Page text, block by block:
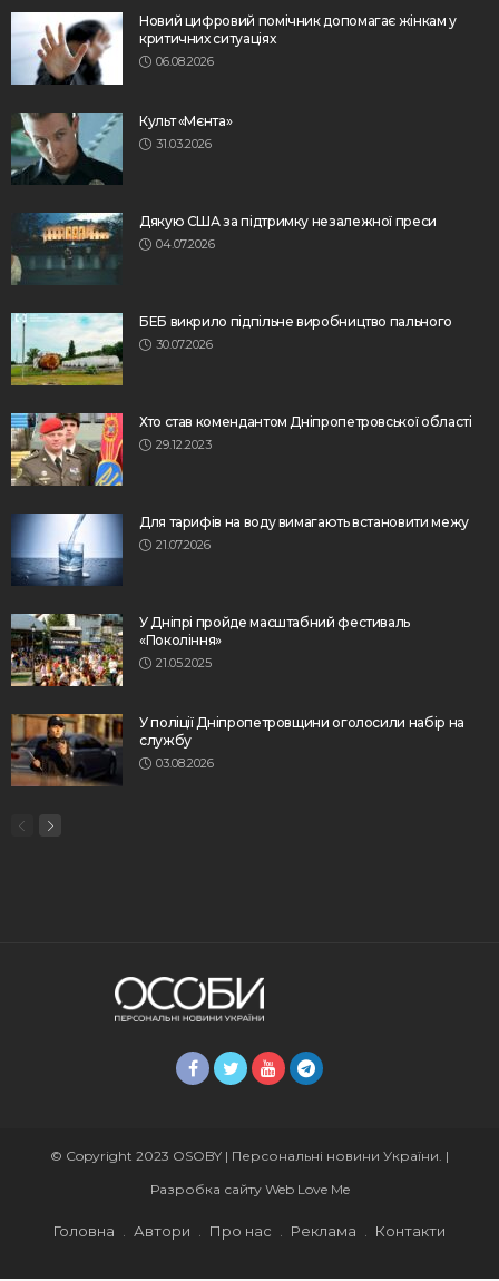
Новий цифровий помічник допомагає жінкам у
критичних ситуаціях
06.08.2026
Культ «Мєнта»
31.03.2026
Дякую США за підтримку незалежної преси
04.07.2026
БЕБ викрило підпільне виробництво пального
30.07.2026
Хто став комендантом Дніпропетровської області
29.12.2023
Для тарифів на воду вимагають встановити межу
21.07.2026
У Дніпрі пройде масштабний фестиваль
«Покоління»
21.05.2025
У поліції Дніпропетровщини оголосили набір на
службу
03.08.2026
© Copyright 2023 OSOBY | Персональні новини України. |
Разробка сайтуWeb Love Me
Головна Автори Про нас Реклама Контакти